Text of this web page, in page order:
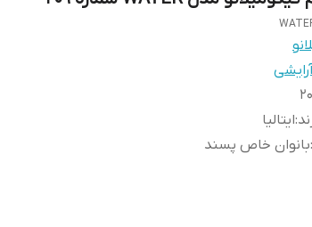
:ایتالیا
:بانوان خاص پسند